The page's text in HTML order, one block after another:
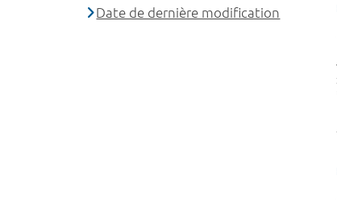
Date de dernière modification